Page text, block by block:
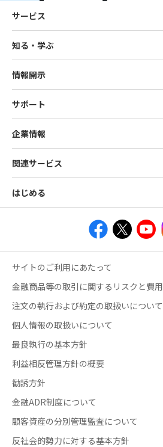
サービス
知る・学ぶ
情報開示
サポート
企業情報
関連サービス
はじめる
サイトのご利用にあたって
金融商品等の取引に関するリスクと費用
注文の執行および約定の取扱いについて
個人情報の取扱いについて
最良執行の基本方針
利益相反管理方針の概要
勧誘方針
金融ADR制度について
顧客資産の分別管理監査について
反社会的勢力に対する基本方針